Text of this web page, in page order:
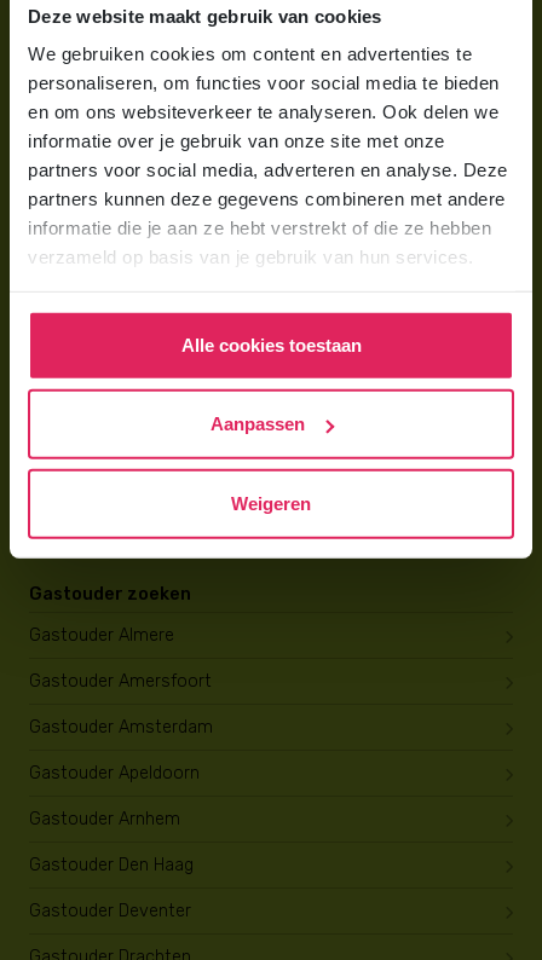
Deze website maakt gebruik van cookies
We gebruiken cookies om content en advertenties te
personaliseren, om functies voor social media te bieden
en om ons websiteverkeer te analyseren. Ook delen we
informatie over je gebruik van onze site met onze
partners voor social media, adverteren en analyse. Deze
partners kunnen deze gegevens combineren met andere
informatie die je aan ze hebt verstrekt of die ze hebben
verzameld op basis van je gebruik van hun services.
Alle cookies toestaan
Aanpassen
Weigeren
Wat is gastouderopvang?
Wat kost een gastouder?
Hoe vind ik een gastouder?
Voor gastouders
Gastouder worden bij 4Kids
Hoe vind ik gastkinderen?
Trainingen & cursussen
Gastouder worden
Wat verdient een gastouder?
Gastouder zoeken
Gastouder Almere
Gastouder Amersfoort
Gastouder Amsterdam
Gastouder Apeldoorn
Gastouder Arnhem
Gastouder Den Haag
Gastouder Deventer